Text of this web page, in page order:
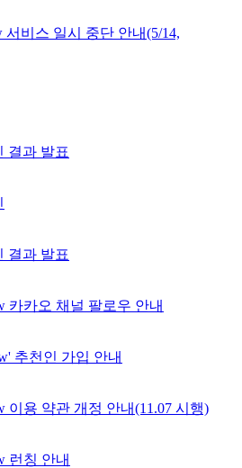
서비스 일시 중단 안내(5/14,
결과 발표
결과 발표
카카오 채널 팔로우 안내
추천인 가입 안내
이용 약관 개정 안내(11.07 시행)
런칭 안내